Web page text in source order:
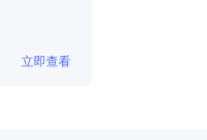
立即查看